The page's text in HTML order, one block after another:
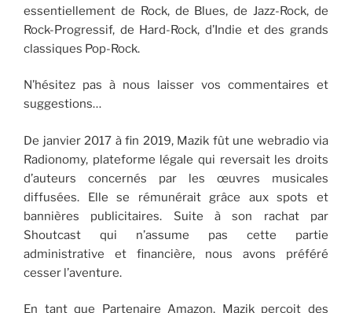
essentiellement de Rock, de Blues, de Jazz-Rock, de
Rock-Progressif, de Hard-Rock, d’Indie et des grands
classiques Pop-Rock.
N’hésitez pas à nous laisser vos commentaires et
suggestions…
De janvier 2017 à fin 2019, Mazik fût une webradio via
Radionomy, plateforme légale qui reversait les droits
d’auteurs concernés par les œuvres musicales
diffusées. Elle se rémunérait grâce aux spots et
bannières publicitaires. Suite à son rachat par
Shoutcast qui n’assume pas cette partie
administrative et financière, nous avons préféré
cesser l’aventure.
En tant que Partenaire Amazon, Mazik perçoit des